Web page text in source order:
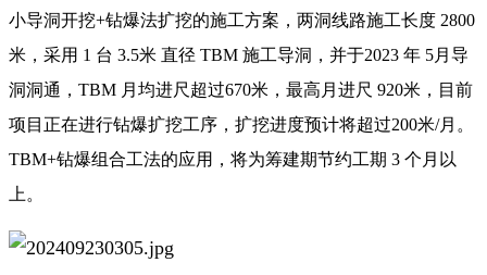
小导洞开挖+钻爆法扩挖的施工方案，两洞线路施工长度 2800
米，采用 1 台 3.5米 直径 TBM 施工导洞，并于2023 年 5月导
洞洞通，TBM 月均进尺超过670米，最高月进尺 920米，目前
项目正在进行钻爆扩挖工序，扩挖进度预计将超过200米/月。
TBM+钻爆组合工法的应用，将为筹建期节约工期 3 个月以
上。